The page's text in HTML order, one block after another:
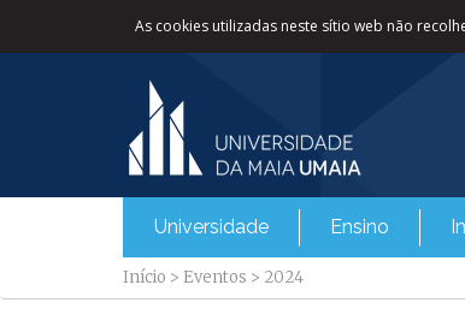
As cookies utilizadas neste sítio web não
Universidade Ensino
Início > Eventos > 2024